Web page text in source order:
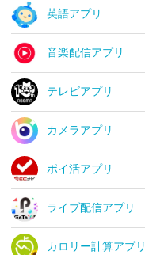
英語アプリ
音楽配信アプリ
テレビアプリ
カメラアプリ
ポイ活アプリ
ライブ配信アプリ
カロリー計算アプリ